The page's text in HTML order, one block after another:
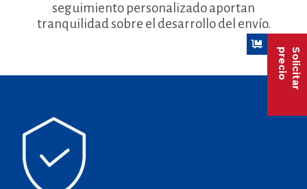
Solicitar
precio
seguimiento personalizado aportan
tranquilidad sobre el desarrollo del envío.